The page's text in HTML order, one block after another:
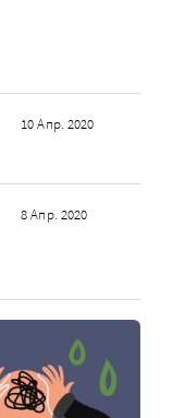
10 Апр. 2020
8 Апр. 2020